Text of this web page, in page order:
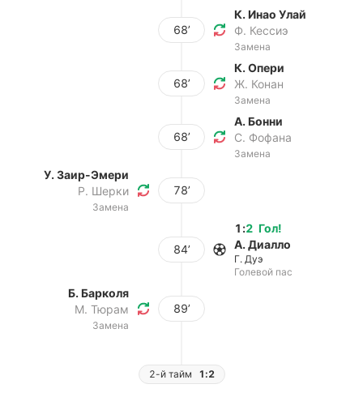
68’
К. Инао Улай
Ф. Кессиэ
Замена
68’
К. Опери
Ж. Конан
Замена
68’
А. Бонни
С. Фофана
Замена
У. Заир-Эмери
Р. Шерки
Замена
78’
84’
Гол!
1 :2
А. Диалло
Г. Дуэ
Голевой пас
Б. Барколя
М. Тюрам
Замена
89’
2-й тайм 1:2